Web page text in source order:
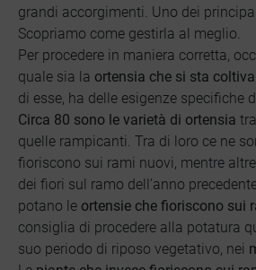
grandi accorgimenti. Uno dei
Scopriamo come gestirla al meglio.
Per procedere in maniera corretta,
quale sia la ortensia che si sta
di esse, ha delle esigenze specifiche
Circa 80 sono le varietà di ortensia
quelle rampicanti. Tra di loro ce ne
fioriscono sui rami nuovi, mentre
dei fiori sul ramo dell’anno
potano le ortensie che fioriscono sui
consiglia di procedere alla potatura
suo periodo di riposo vegetativo, nei